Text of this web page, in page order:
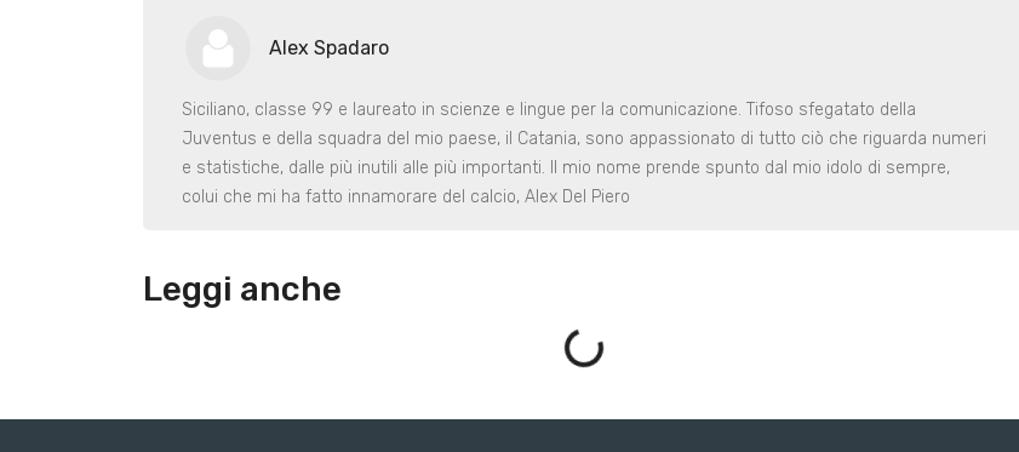
Alex Spadaro
Siciliano, classe 99 e laureato in scienze e lingue per la comunicazione. Tifoso sfegatato della
Juventus e della squadra del mio paese, il Catania, sono appassionato di tutto ciò che riguarda numeri
e statistiche, dalle più inutili alle più importanti. Il mio nome prende spunto dal mio idolo di sempre,
colui che mi ha fatto innamorare del calcio, Alex Del Piero
Leggi anche
Loading...